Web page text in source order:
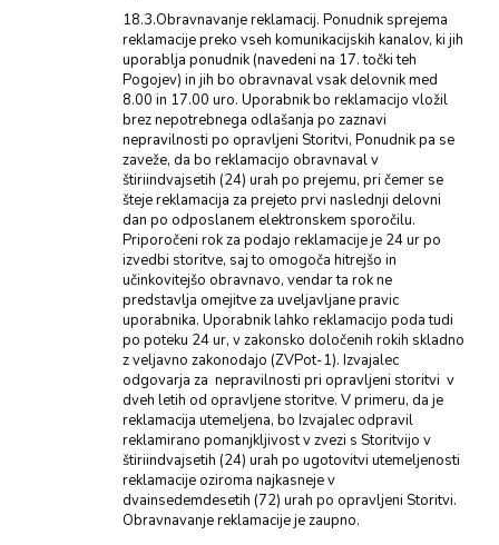
18.3.Obravnavanje reklamacij. Ponudnik sprejema
reklamacije preko vseh komunikacijskih kanalov, ki jih
uporablja ponudnik (navedeni na 17. točki teh
Pogojev) in jih bo obravnaval vsak delovnik med
8.00 in 17.00 uro. Uporabnik bo reklamacijo vložil
brez nepotrebnega odlašanja po zaznavi
nepravilnosti po opravljeni Storitvi, Ponudnik pa se
zaveže, da bo reklamacijo obravnaval v
štiriindvajsetih (24) urah po prejemu, pri čemer se
šteje reklamacija za prejeto prvi naslednji delovni
dan po odposlanem elektronskem sporočilu.
Priporočeni rok za podajo reklamacije je 24 ur po
izvedbi storitve, saj to omogoča hitrejšo in
učinkovitejšo obravnavo, vendar ta rok ne
predstavlja omejitve za uveljavljane pravic
uporabnika. Uporabnik lahko reklamacijo poda tudi
po poteku 24 ur, v zakonsko določenih rokih skladno
z veljavno zakonodajo (ZVPot-1). Izvajalec
odgovarja za nepravilnosti pri opravljeni storitvi v
dveh letih od opravljene storitve. V primeru, da je
reklamacija utemeljena, bo Izvajalec odpravil
reklamirano pomanjkljivost v zvezi s Storitvijo v
štiriindvajsetih (24) urah po ugotovitvi utemeljenosti
reklamacije oziroma najkasneje v
dvainsedemdesetih (72) urah po opravljeni Storitvi.
Obravnavanje reklamacije je zaupno.